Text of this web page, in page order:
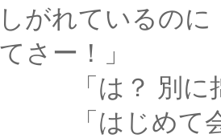
がれているの
さー！」
に拙者の
て会ったと